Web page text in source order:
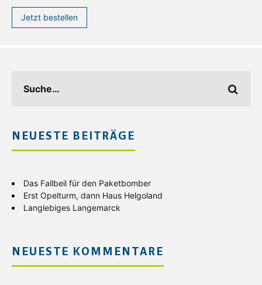
Jetzt bestellen
NEUESTE BEITRÄGE
Das Fallbeil für den Paketbomber
Erst Opelturm, dann Haus Helgoland
Langlebiges Langemarck
NEUESTE KOMMENTARE